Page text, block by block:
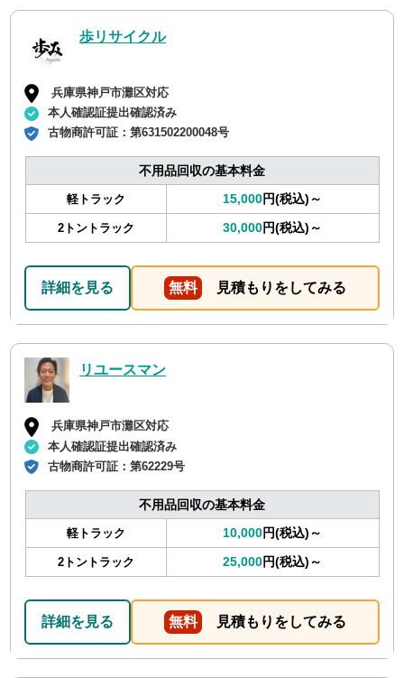
歩リサイクル
兵庫県神戸市灘区対応
本人確認証提出確認済み
古物商許可証：第631502200048号
不用品回収の基本料金
軽トラック 15,000円(税込)～
2トントラック 30,000円(税込)～
詳細を見る 無料 見積もりをしてみる
リユースマン
兵庫県神戸市灘区対応
本人確認証提出確認済み
古物商許可証：第62229号
不用品回収の基本料金
軽トラック 10,000円(税込)～
2トントラック 25,000円(税込)～
詳細を見る 無料 見積もりをしてみる